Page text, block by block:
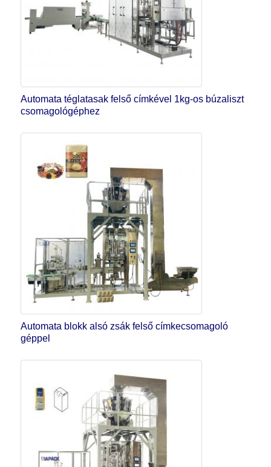
Automata téglatasak felső címkével 1kg-os búzaliszt
csomagológéphez
Automata blokk alsó zsák felső címkecsomagoló
géppel